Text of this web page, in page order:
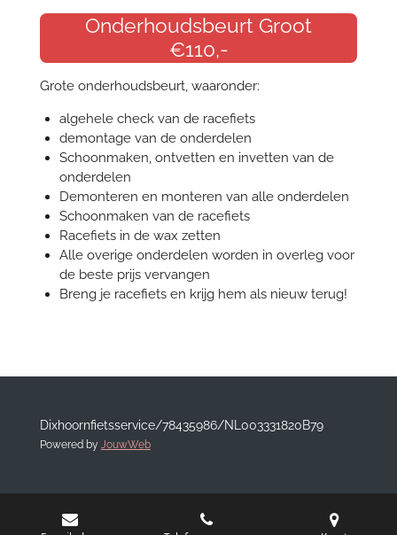
Onderhoudsbeurt Groot
€110,-
Grote onderhoudsbeurt, waaronder:
algehele check van de racefiets
demontage van de onderdelen
Schoonmaken, ontvetten en invetten van de
onderdelen
Demonteren en monteren van alle onderdelen
Schoonmaken van de racefiets
Racefiets in de wax zetten
Alle overige onderdelen worden in overleg voor
de beste prijs vervangen
Breng je racefiets en krijg hem als nieuw terug!
Dixhoornfietsservice/78435986/NL003331820B79
Powered by JouwWeb